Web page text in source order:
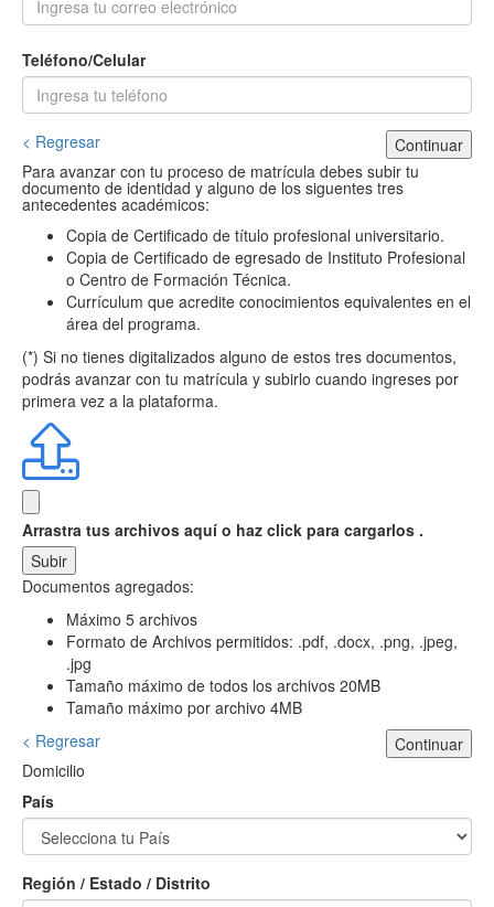
Teléfono/Celular
< Regresar
Continuar
Para avanzar con tu proceso de matrícula debes subir tu
documento de identidad y alguno de los siguentes tres
antecedentes académicos:
Copia de Certificado de título profesional universitario.
Copia de Certificado de egresado de Instituto Profesional
o Centro de Formación Técnica.
Currículum que acredite conocimientos equivalentes en el
área del programa.
(*) Si no tienes digitalizados alguno de estos tres documentos,
podrás avanzar con tu matrícula y subirlo cuando ingreses por
primera vez a la plataforma.
Arrastra tus archivos aquí o haz click para cargarlos .
Subir
Documentos agregados:
Máximo 5 archivos
Formato de Archivos permitidos: .pdf, .docx, .png, .jpeg,
.jpg
Tamaño máximo de todos los archivos 20MB
Tamaño máximo por archivo 4MB
< Regresar
Continuar
Domicilio
País
Región / Estado / Distrito